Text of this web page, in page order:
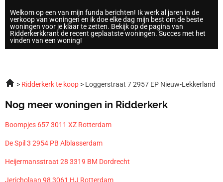
Welkom op een van mijn funda berichten! Ik werk al jaren in de
verkoop van woningen en ik doe elke dag mijn best om de beste
woningen voor je klaar te zetten. Bekijk op de pagina van
Ridderkerkkrant de recent geplaatste woningen. Succes met het
vinden van een woning!
Ridderkerk te koop Loggerstraat 7 2957 EP Nieuw-Lekkerland
Nog meer woningen in Ridderkerk
Boompjes 657 3011 XZ Rotterdam
De Spil 3 2954 PB Alblasserdam
Heijermansstraat 28 3319 BM Dordrecht
Jericholaan 98 3061 HJ Rotterdam